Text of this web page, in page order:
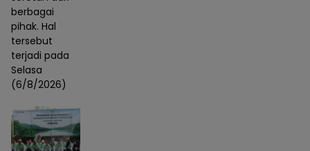
berbagai
pihak. Hal
tersebut
terjadi pada
Selasa
(6/8/2026)